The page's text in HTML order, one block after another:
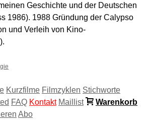
Geschichte und der Deutschen
1986). 1988 Gründung der Calypso
und Verleih von Kino-
Kurzfilme Filmzyklen Stichworte
FAQ Kontakt Maillist
Warenkorb
Abo